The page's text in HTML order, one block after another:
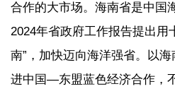
合作的大市场。海南省是中国
2024年省政府工作报告提出用
南”，加快迈向海洋强省。以
进中国—东盟蓝色经济合作，